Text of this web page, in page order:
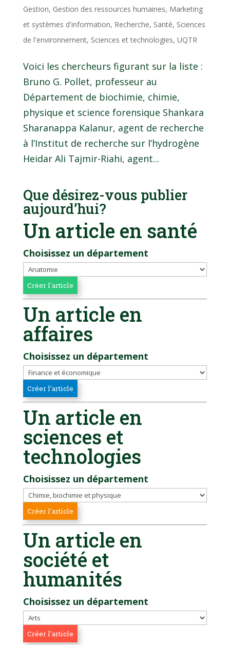
Gestion, Gestion des ressources humaines, Marketing
et systèmes d'information, Recherche, Santé, Sciences
de l'environnement, Sciences et technologies, UQTR
Voici les chercheurs figurant sur la liste :
Bruno G. Pollet, professeur au
Département de biochimie, chimie,
physique et science forensique Shankara
Sharanappa Kalanur, agent de recherche
à l’Institut de recherche sur l’hydrogène
Heidar Ali Tajmir-Riahi, agent...
Que désirez-vous publier
aujourd’hui?
Un article en santé
Choisissez un département
Un article en
affaires
Choisissez un département
Un article en
sciences et
technologies
Choisissez un département
Un article en
société et
humanités
Choisissez un département